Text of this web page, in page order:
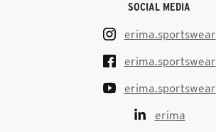
SOCIAL MEDIA
erima.sportswear
erima.sportswear
erima.sportswear
erima